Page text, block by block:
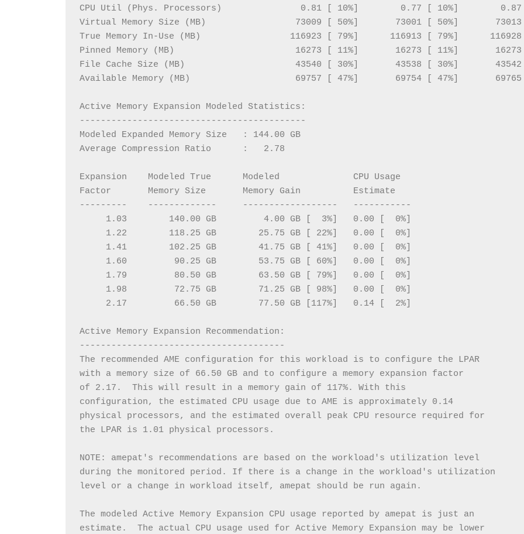
CPU Util (Phys. Processors)               0.81 [ 10%]        0.77 [ 10%]        0.87
Virtual Memory Size (MB)                 73009 [ 50%]       73001 [ 50%]       73013
True Memory In-Use (MB)                 116923 [ 79%]      116913 [ 79%]      116928
Pinned Memory (MB)                       16273 [ 11%]       16273 [ 11%]
File Cache Size (MB)                     43540 [ 30%]       43538 [ 30%]       43542
Available Memory (MB)                    69757 [ 47%]       69754 [ 47%]       69765
Active Memory Expansion Modeled Statistics:
-------------------------------------------
Modeled Expanded Memory Size   : 144.00 GB
Average Compression Ratio      :   2.78
Expansion    Modeled True      Modeled              CPU Usage
Factor       Memory Size       Memory Gain          Estimate
---------    -------------     ------------------   -----------
1.03        140.00 GB         4.00 GB [  3%]   0.00 [  0%]
1.22        118.25 GB        25.75 GB [ 22%]   0.00 [  0%]
1.41        102.25 GB        41.75 GB [ 41%]   0.00 [  0%]
1.60         90.25 GB        53.75 GB [ 60%]   0.00 [  0%]
1.79         80.50 GB        63.50 GB [ 79%]   0.00 [  0%]
1.98         72.75 GB        71.25 GB [ 98%]   0.00 [  0%]
2.17         66.50 GB        77.50 GB [117%]   0.14 [  2%]
Active Memory Expansion Recommendation:
---------------------------------------
The recommended AME configuration for this workload is to configure the LPAR
with a memory size of 66.50 GB and to configure a memory expansion factor
of 2.17.  This will result in a memory gain of 117%. With this
configuration, the estimated CPU usage due to AME is approximately 0.14
physical processors, and the estimated overall peak CPU resource required for
the LPAR is 1.01 physical processors.
NOTE: amepat's recommendations are based on the workload's utilization level
during the monitored period. If there is a change in the workload's utilization
level or a change in workload itself, amepat should be run again.
The modeled Active Memory Expansion CPU usage reported by amepat is just an
estimate.  The actual CPU usage used for Active Memory Expansion may be lower